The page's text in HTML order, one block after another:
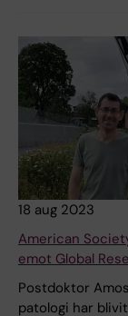
18 aug 2023
American
emot Global
Postdoktor
patologi har